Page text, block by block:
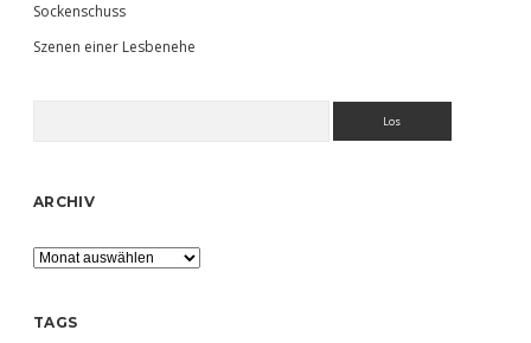
Sockenschuss
Szenen einer Lesbenehe
ARCHIV
Archiv
TAGS